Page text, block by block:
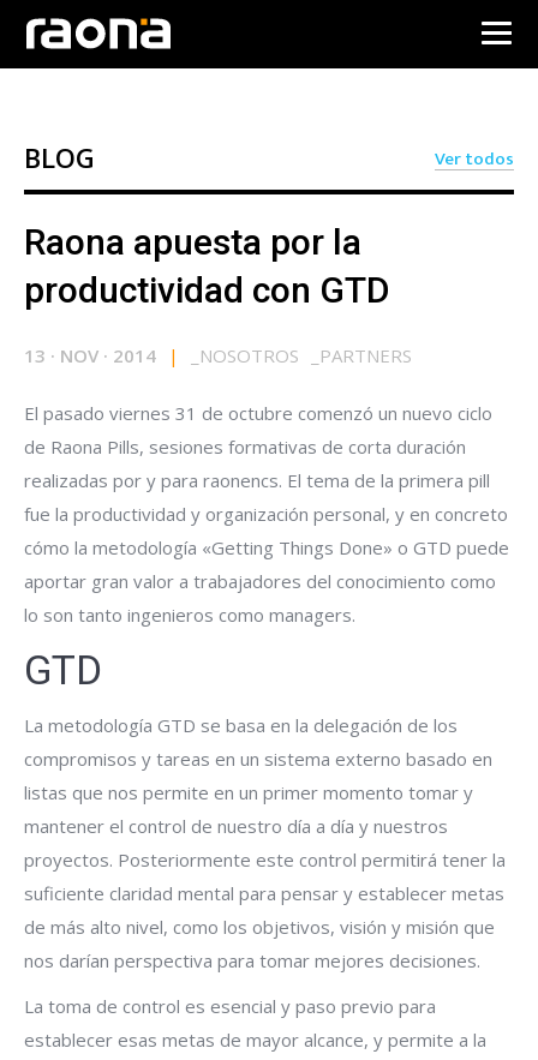
BLOG Ver todos
Raona apuesta por la
productividad con GTD
13 · NOV · 2014 | NOSOTROS PARTNERS
El pasado viernes 31 de octubre comenzó un nuevo ciclo
de Raona Pills, sesiones formativas de corta duración
realizadas por y para raonencs. El tema de la primera pill
fue la productividad y organización personal, y en concreto
cómo la metodología «Getting Things Done» o GTD puede
aportar gran valor a trabajadores del conocimiento como
lo son tanto ingenieros como managers.
GTD
La metodología GTD se basa en la delegación de los
compromisos y tareas en un sistema externo basado en
listas que nos permite en un primer momento tomar y
mantener el control de nuestro día a día y nuestros
proyectos. Posteriormente este control permitirá tener la
suficiente claridad mental para pensar y establecer metas
de más alto nivel, como los objetivos, visión y misión que
nos darían perspectiva para tomar mejores decisiones.
La toma de control es esencial y paso previo para
establecer esas metas de mayor alcance, y permite a la